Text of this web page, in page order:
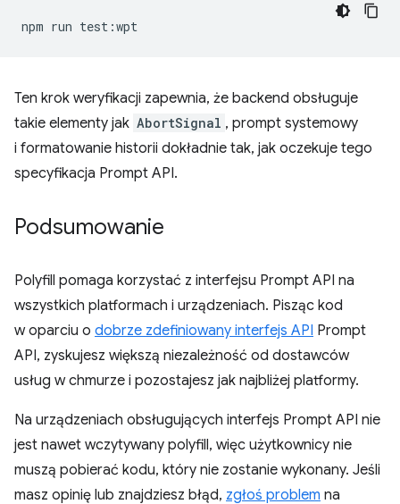
npm run
Ten krok weryfikacji zapewnia, że backend obsługuje
takie elementy jak AbortSignal , prompt systemowy
i formatowanie historii dokładnie tak, jak oczekuje tego
specyfikacja Prompt API.
Podsumowanie
Polyfill pomaga korzystać z interfejsu Prompt API na
wszystkich platformach i urządzeniach. Pisząc kod
w oparciu o dobrze zdefiniowany interfejs API Prompt
API, zyskujesz większą niezależność od dostawców
usług w chmurze i pozostajesz jak najbliżej platformy.
Na urządzeniach obsługujących interfejs Prompt API nie
jest nawet wczytywany polyfill, więc użytkownicy nie
muszą pobierać kodu, który nie zostanie wykonany. Jeśli
masz opinię lub znajdziesz błąd, zgłoś problem na